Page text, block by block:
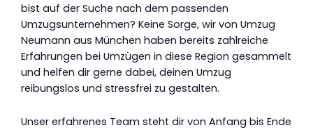
bist auf der Suche nach dem passenden
Umzugsunternehmen? Keine Sorge, wir von Umzug
Neumann aus München haben bereits zahlreiche
Erfahrungen bei Umzügen in diese Region gesammelt
und helfen dir gerne dabei, deinen Umzug
reibungslos und stressfrei zu gestalten.
Unser erfahrenes Team steht dir von Anfang bis Ende